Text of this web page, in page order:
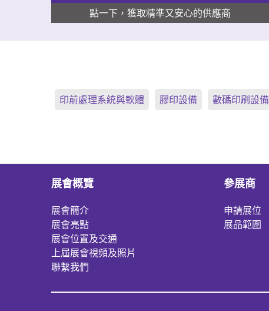
點一下，獲取精準又安心的供應商
印前處理系統與軟體 膠印設備 數碼印刷設備
展會概覽
展會簡介
展會亮點
展會位置及交通
上屆展會視頻及照片
聯繫我們
參展商
申請展位
展品範圍